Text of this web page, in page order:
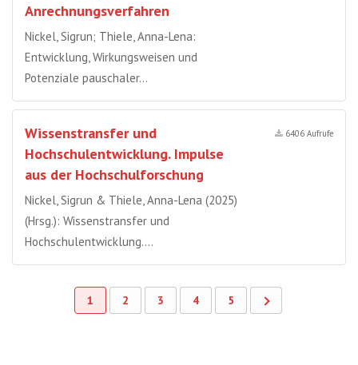
Anrechnungsverfahren
Nickel, Sigrun; Thiele, Anna-Lena:
Entwicklung, Wirkungsweisen und
Potenziale pauschaler…
Wissenstransfer und
Hochschulentwicklung. Impulse
aus der Hochschulforschung
Nickel, Sigrun & Thiele, Anna-Lena (2025)
(Hrsg.): Wissenstransfer und
Hochschulentwicklung….
6406 Aufrufe
1 2 3 4 5